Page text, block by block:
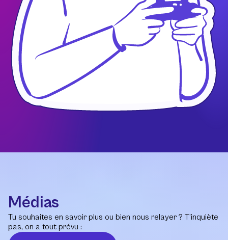
Médias
Tu souhaites en savoir plus ou bien nous relayer ? T’inquiète
pas, on a tout prévu :